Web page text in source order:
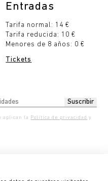
Entradas
Tarifa normal: 14 €
Tarifa reducida: 10 €
Menores de 8 años: 0 €
Tickets
aplican la Política de privacidad y